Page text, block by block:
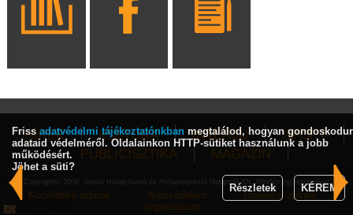
HÍREK KULTÚRA INTERJÚ
SPORT
PUBLICISZTIKA
MAGAZIN
Copyright© 2009, Gyulai Hírlap Kiadó és Hírlapterjesztő Nonprofit Kft. Minden jog fenntartva!
Közérdekű adatok Adatvédelem
Hirdetési ajánlat
Impresszum
Friss adatvédelmi tájékoztatónkban megtalálod, hogyan
adataid védelméről. Oldalainkon HTTP-sütiket használunk a jobb
működésért.
Jöhet a süti?
Részletek
KÉREM